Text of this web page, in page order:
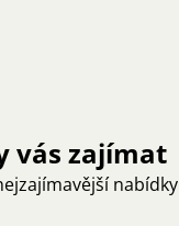
vás zajímat
nabídky